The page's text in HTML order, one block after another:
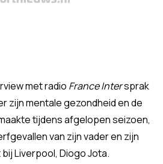
met radio France Intersprak
zijn mentale gezondheid en de
tijdens afgelopen seizoen,
van zijn vader en zijn
Liverpool, Diogo Jota.